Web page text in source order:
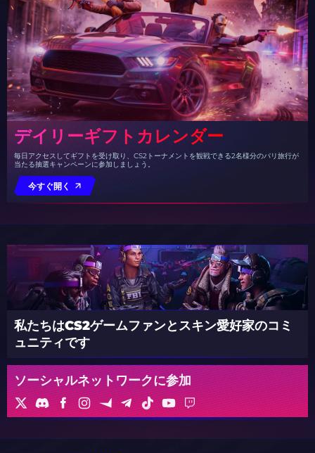
デイリーギフトカレンダー
毎日アクセスしてギフトを受け取り、CS2トーナメントを観戦できる2名様分のパリ旅行が
当たる抽選キャンペーンに参加しましょう。
今すぐ開く
私たちはCS2ゲームファンとスキン愛好家のコミ
ュニティです
ソーシャルネットワークに参加